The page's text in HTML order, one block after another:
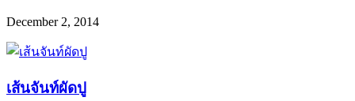
December 2, 2014
เส้นจันท์ผัดปู